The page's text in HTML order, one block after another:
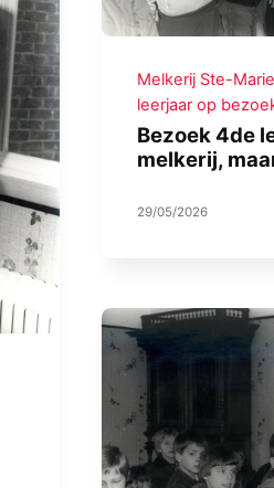
Melkerij Ste-
leerjaar op
Bezoek 4de
melkerij,
29/05/2026